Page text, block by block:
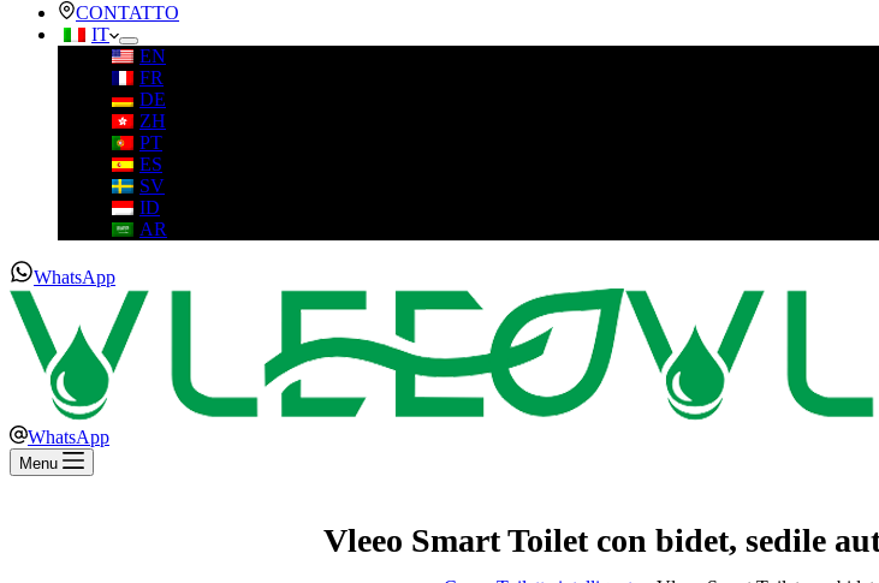
CONTATTO
IT
EN
FR
DE
ZH
PT
ES
SV
ID
AR
WhatsApp
WhatsApp
Menu
Vleeo Smart Toilet con bidet, sedile